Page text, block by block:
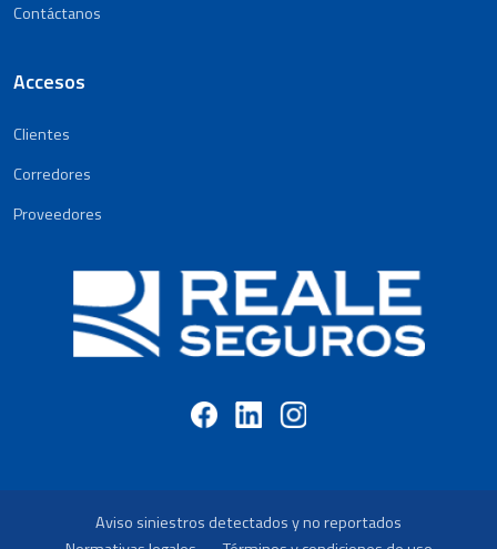
Contáctanos
Accesos
Clientes
Corredores
Proveedores
Aviso siniestros detectados y no reportados